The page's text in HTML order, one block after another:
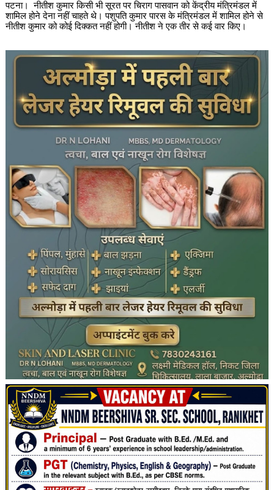
पटना। नीतीश कुमार किसी भी सूरत पर चिराग पासवान को केंद्रीय मंत्रिमंडल में
शामिल होने देना नहीं चाहते थे। पशुपति कुमार पारस के मंत्रिमंडल में शामिल होने से
नीतीश कुमार को कोई दिक्कत नहीं होगी। नीतीश ने एक तीर से कई वार किए।